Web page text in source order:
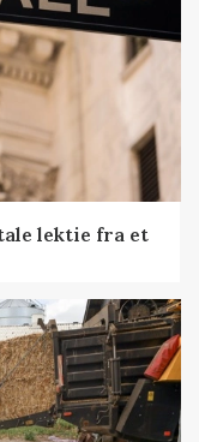
lektie fra et